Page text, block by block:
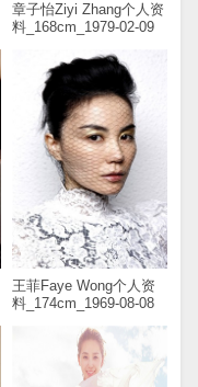
章子怡Ziyi Zhang个人资
料_168cm_1979-02-09
王菲Faye Wong个人资
料_174cm_1969-08-08